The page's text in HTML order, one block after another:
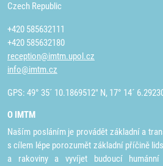
Czech Republic
+420 585632111
+420 585632180
reception@imtm.upol.cz
info@imtm.cz
GPS: 49° 35´ 10.1869512" N, 17° 14´
O IMTM
Naším posláním je provádět základní a
s cílem lépe porozumět základní příčině
a rakoviny a vyvíjet budoucí